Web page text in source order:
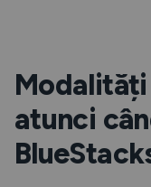
atunci